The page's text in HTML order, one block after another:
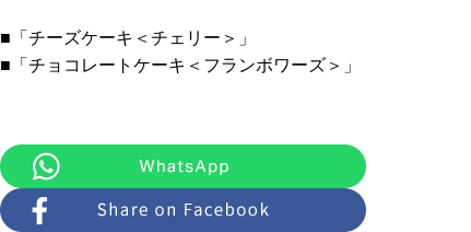
■「チーズケーキ＜チェリー＞」
■「チョコレートケーキ＜フランボワーズ＞」